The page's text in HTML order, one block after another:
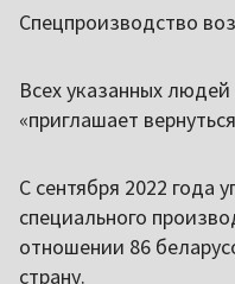
Спецпроизводство
Всех указанных
«приглашает
С сентября 2022 года
специального
отношении 86
страну.